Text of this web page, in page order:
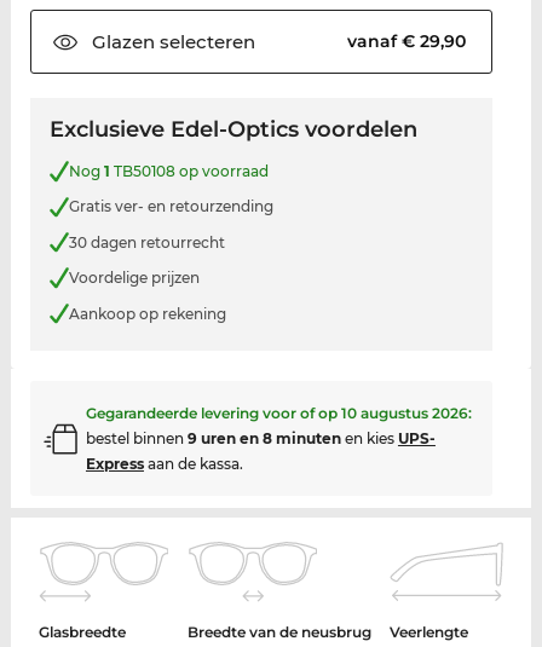
Glazen selecteren vanaf € 29,90
Exclusieve Edel-Optics voordelen
Nog 1 TB50108 op voorraad
Gratis ver- en retourzending
30 dagen retourrecht
Voordelige prijzen
Aankoop op rekening
Gegarandeerde levering voor of op 10 augustus 2026:
bestel binnen 9 uren en 8 minutenen kies UPS-
Expressaan de kassa.
Glasbreedte
Breedte van de neusbrug
Veerlengte